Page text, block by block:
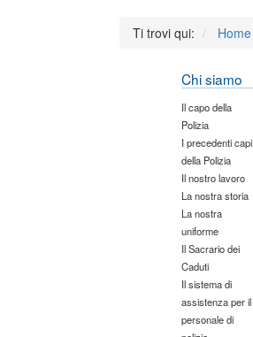
Ti trovi qui: Home
Chi siamo
Il capo della
Polizia
I precedenti capi
della Polizia
Il nostro lavoro
La nostra storia
La nostra
uniforme
Il Sacrario dei
Caduti
Il sistema di
assistenza per il
personale di